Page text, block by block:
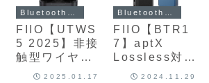
ートフォン、
Windows
PC、Mac、さ
らに
Nintendo
SwitchやPS5
の幅広いデバ
イスを、高音
質な
Bluetoothオ
ーディオ環境
へと変換する
FIIO【UTWS
5 2025】非接
触型ワイヤレ
ス充電に対
2025.01.17
FIIO【BTR1
7】aptX
Lossless対
応、デュアル
2024.11.29